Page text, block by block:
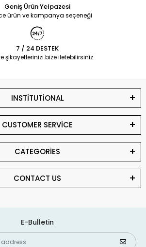
Geniş Ürün Yelpazesi
ürün ve kampanya seçeneği
7 / 24 DESTEK
şikayetlerinizi bize iletebilirsiniz.
INSTİTUTİONAL
CUSTOMER SERVİCE
CATEGORİES
CONTACT US
E-Bulletin